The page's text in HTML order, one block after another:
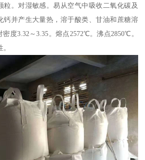
粒。对湿敏感。易从空气中吸收二氧化碳及
钙并产生大量热，溶于酸类、甘油和蔗糖溶
度3.32～3.35。熔点2572℃。沸点2850℃。